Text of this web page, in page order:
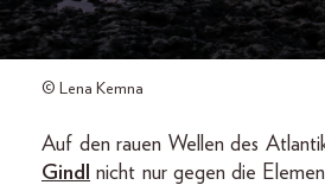
© Lena Kemna
Auf den rauen Wellen des
Gindl
nicht nur gegen die